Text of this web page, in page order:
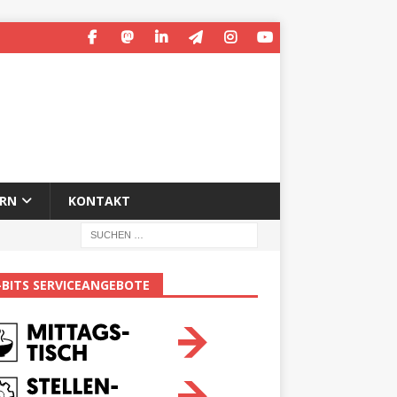
KONTAKT
SERVICEANGEBOTE